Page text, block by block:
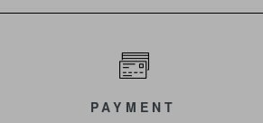
PAYMENT